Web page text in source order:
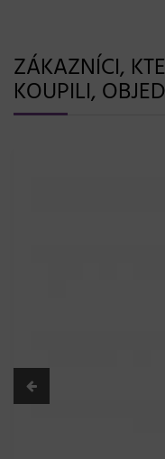
ZÁKAZNÍCI,
KOUPILI,